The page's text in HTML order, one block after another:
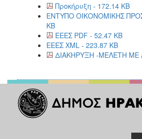
Προκήρυξη - 172.14 KB
ΕΝΤΥΠΟ ΟΙΚΟΝΟΜΙΚΗΣ
KB
ΕΕΕΣ PDF - 52.47 KB
ΕΕΕΣ XML - 223.87 KB
ΔΙΑΚΗΡΥΞΗ -ΜΕΛΕΤΗ ΜΕ